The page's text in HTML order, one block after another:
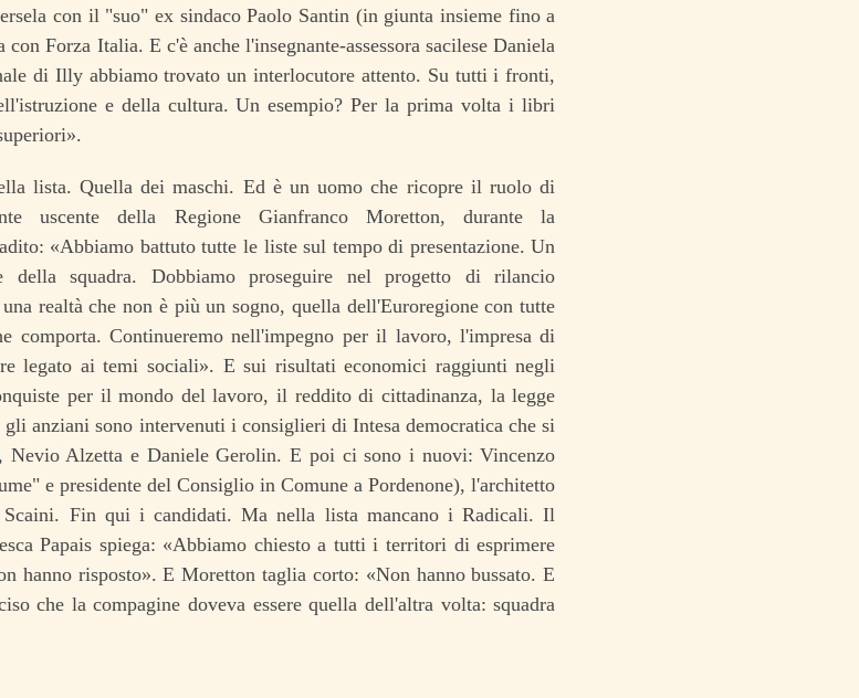
con il "suo" ex sindaco Paolo Santin (in giunta insieme fino a
Forza Italia. E c'è anche l'insegnante-assessora sacilese Daniela
di Illy abbiamo trovato un interlocutore attento. Su tutti i fronti,
e della cultura. Un esempio? Per la prima volta i libri
lista. Quella dei maschi. Ed è un uomo che ricopre il ruolo di
uscente della Regione Gianfranco Moretton, durante la
«Abbiamo battuto tutte le liste sul tempo di presentazione. Un
della squadra. Dobbiamo proseguire nel progetto di rilancio
realtà che non è più un sogno, quella dell'Euroregione con tutte
comporta. Continueremo nell'impegno per il lavoro, l'impresa di
legato ai temi sociali». E sui risultati economici raggiunti negli
per il mondo del lavoro, il reddito di cittadinanza, la legge
anziani sono intervenuti i consiglieri di Intesa democratica che si
Nevio Alzetta e Daniele Gerolin. E poi ci sono i nuovi: Vincenzo
e presidente del Consiglio in Comune a Pordenone), l'architetto
Fin qui i candidati. Ma nella lista mancano i Radicali. Il
Papais spiega: «Abbiamo chiesto a tutti i territori di esprimere
hanno risposto». E Moretton taglia corto: «Non hanno bussato. E
che la compagine doveva essere quella dell'altra volta: squadra